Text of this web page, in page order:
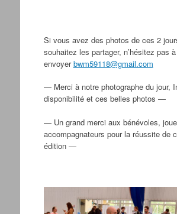
Si vous avez des photos de ces 2
souhaitez les partager, n’hésitez pas
envoyerbwm59118@gmail.com
— Merci à notre photographe du jour,
disponibilité et ces belles photos —
— Un grand merci aux bénévoles,
accompagnateurs pour la réussite de
édition —